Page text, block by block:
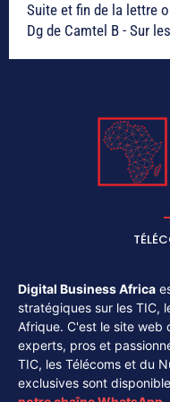
Suite et fin de la lettre
Dg de Camtel B - Sur
Digital Business Africa
stratégiques sur les TIC,
Afrique. C'est le site web
experts, pros et
TIC, les Télécoms et du
exclusives sont